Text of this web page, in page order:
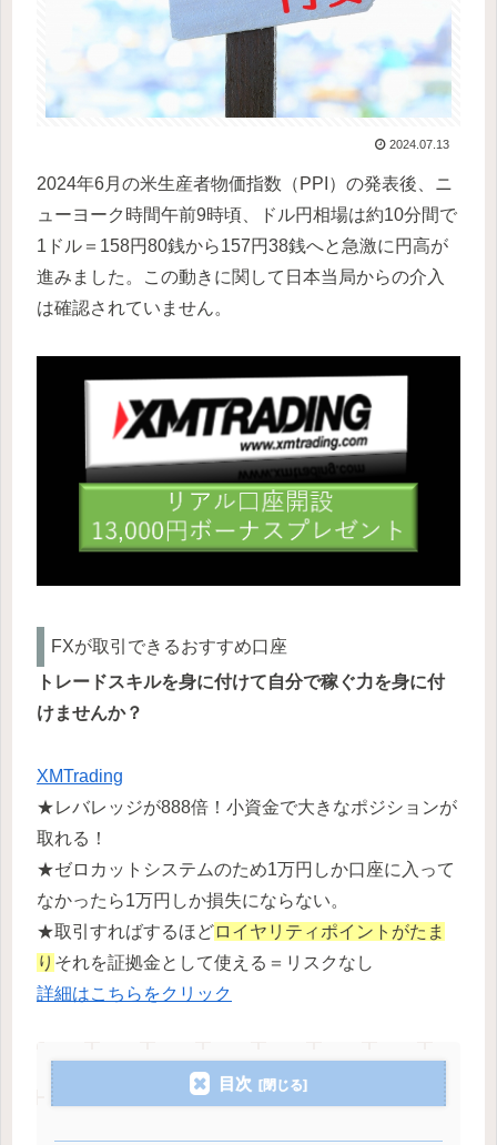
2024.07.13
2024年6月の米生産者物価指数（PPI）の発表後、ニ
ューヨーク時間午前9時頃、ドル円相場は約10分間で
1ドル＝158円80銭から157円38銭へと急激に円高が
進みました。この動きに関して日本当局からの介入
は確認されていません。
FXが取引できるおすすめ口座
トレードスキルを身に付けて自分で稼ぐ力を身に付
けませんか？
XMTrading
★レバレッジが888倍！小資金で大きなポジションが
取れる！
★ゼロカットシステムのため1万円しか口座に入って
なかったら1万円しか損失にならない。
★取引すればするほどロイヤリティポイントがたま
り それを証拠金として使える＝リスクなし
詳細はこちらをクリック
目次